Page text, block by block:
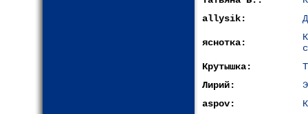
allysik:
яснотка:
Крутышка:
Лирий:
aspov: